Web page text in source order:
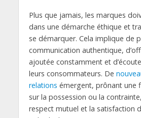
Plus que jamais, les marques
dans une démarche éthique et
se démarquer. Cela implique de
communication authentique,
ajoutée constamment et
leurs consommateurs. De
relations émergent, prônant une
sur la possession ou la
respect mutuel et la satisfaction